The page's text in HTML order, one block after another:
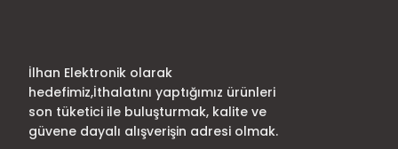
İlhan Elektronik olarak
hedefimiz,İthalatını yaptığımız ürünleri
son tüketici ile buluşturmak, kalite ve
güvene dayalı alışverişin adresi olmak.